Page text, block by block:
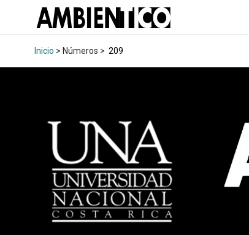
Inicio > Números > 209